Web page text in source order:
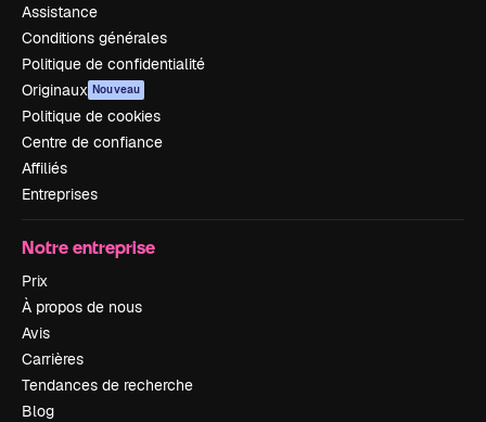
Assistance
Conditions générales
Politique de confidentialité
Originaux Nouveau
Politique de cookies
Centre de confiance
Affiliés
Entreprises
Notre entreprise
Prix
À propos de nous
Avis
Carrières
Tendances de recherche
Blog